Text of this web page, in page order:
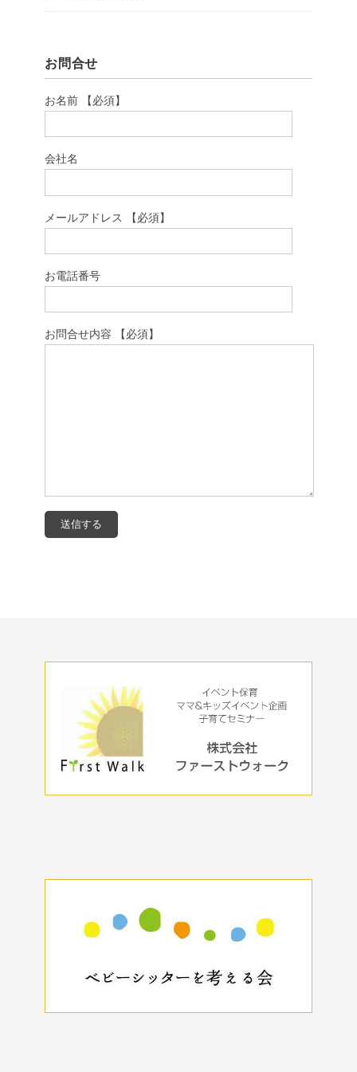
お問合せ
お名前 【必須】
会社名
メールアドレス 【必須】
お電話番号
お問合せ内容 【必須】